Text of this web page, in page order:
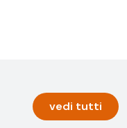
vedi tutti